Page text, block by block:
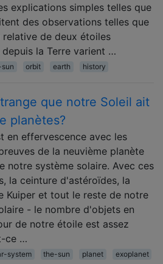
explications simples telles que
des observations telles que
de deux étoiles
depuis la Terre varient …
orbit earth history
que notre Soleil ait
planètes?
en effervescence avec les
de la neuvième planète
notre système solaire. Avec ces
la ceinture d'astéroïdes, la
Kuiper et tout le reste de notre
- le nombre d'objets en
de notre étoile est assez
ce …
system the-sun planet exoplanet